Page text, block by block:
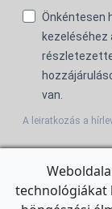
Önkéntesen
kezeléséhez
van.
A leiratkozás a
For the English
technológiákat